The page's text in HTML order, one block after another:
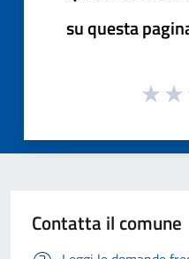
su questa
Contatta il comune